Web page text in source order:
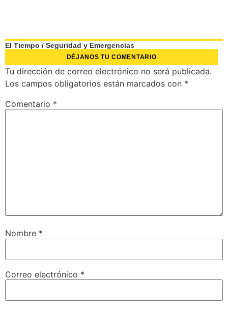
El Tiempo / Seguridad y Emergencias
DÉJANOS TU COMENTARIO
Tu dirección de correo electrónico no será publicada.
Los campos obligatorios están marcados con *
Comentario *
Nombre *
Correo electrónico *